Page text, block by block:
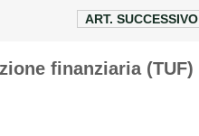
ART. SUCCESSIVO
finanziaria (TUF)